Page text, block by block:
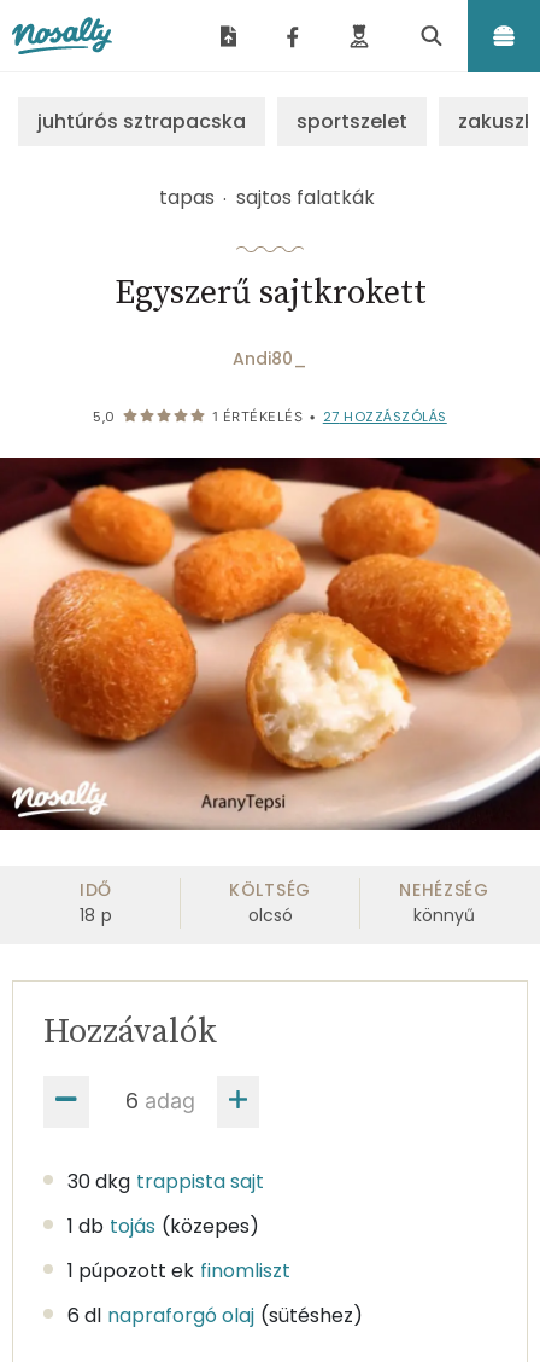
juhtúrós sztrapacska sportszelet
tapas sajtos falatkák
Egyszerű sajtkrokett
Andi80_
5,0 1 ÉRTÉKELÉS • 27 HOZZÁSZÓLÁS
IDŐ
18 p
KÖLTSÉG
olcsó
NEHÉZSÉG
könnyű
adag
Hozzávalók
30 dkg trappista sajt
1 db tojás (közepes)
1 púpozott ek finomliszt
6 dl napraforgó olaj (sütéshez)